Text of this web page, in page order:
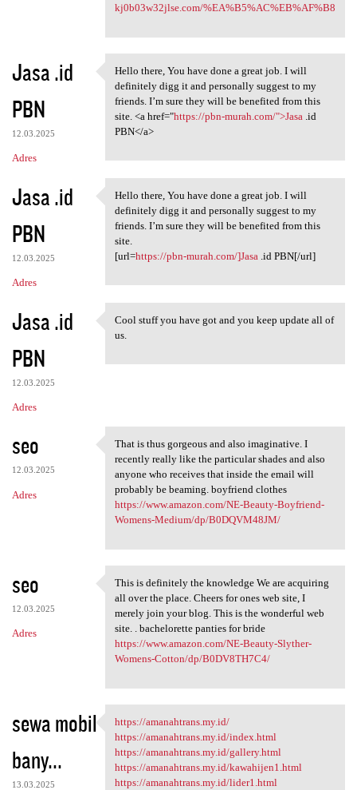
kj0b03w32jlse.com/%EA%B5%AC%EB%AF%B8
Jasa .id
PBN
12.03.2025
Adres
Hello there, You have done a
Hello there, You have done a great job. I will
definitely digg it and personally suggest to my
friends. I’m sure they will be benefited from this
site. <a href="https://pbn-murah.com/">Jasa .id
PBN</a>
Jasa .id
PBN
12.03.2025
Adres
Hello there, You have done a
Hello there, You have done a great job. I will
definitely digg it and personally suggest to my
friends. I’m sure they will be benefited from this
site.
[url=https://pbn-murah.com/]Jasa .id PBN[/url]
Jasa .id
PBN
12.03.2025
Adres
Cool stuff you have got and
Cool stuff you have got and you keep update all of
us.
seo
12.03.2025
Adres
That is thus gorgeous and
That is thus gorgeous and also imaginative. I
recently really like the particular shades and also
anyone who receives that inside the email will
probably be beaming. boyfriend clothes
https://www.amazon.com/NE-Beauty-Boyfriend-
Womens-Medium/dp/B0DQVM48JM/
seo
12.03.2025
Adres
This is definitely the
This is definitely the knowledge We are acquiring
all over the place. Cheers for ones web site, I
merely join your blog. This is the wonderful web
site. . bachelorette panties for bride
https://www.amazon.com/NE-Beauty-Slyther-
Womens-Cotton/dp/B0DV8TH7C4/
sewa mobil
bany...
13.03.2025
https://amanahtrans.my.id/
https://amanahtrans.my.id/
https://amanahtrans.my.id/index.html
https://amanahtrans.my.id/gallery.html
https://amanahtrans.my.id/kawahijen1.html
https://amanahtrans.my.id/lider1.html